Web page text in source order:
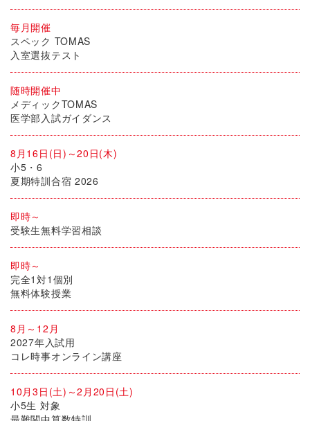
毎月開催
スペック TOMAS
入室選抜テスト
随時開催中
メディックTOMAS
医学部入試ガイダンス
8月16日(日)～20日(木)
小5・6
夏期特訓合宿 2026
即時～
受験生無料学習相談
即時～
完全1対1個別
無料体験授業
8月～12月
2027年入試用
コレ時事オンライン講座
10月3日(土)～2月20日(土)
小5生 対象